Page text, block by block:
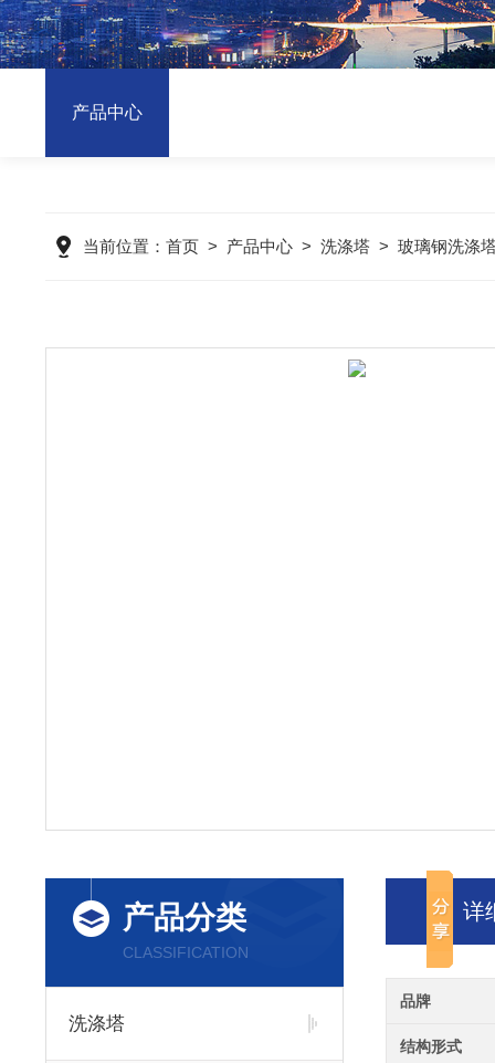
产品中心
当前位置： 首页> 产品中心> 洗涤塔> 玻璃钢洗涤
产品分类
CLASSIFICATION
洗涤塔
详
品牌
结构形式